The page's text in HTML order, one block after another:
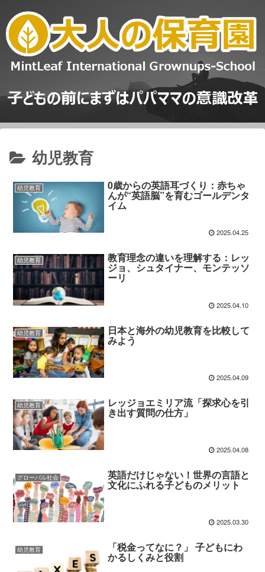
幼児教育
幼児教育 0歳からの英語耳づくり：赤ちゃ
んが“英語脳”を育むゴールデンタ
イム
2025.04.25
幼児教育 教育理念の違いを理解する：レッ
ジョ、シュタイナー、モンテッソ
ーリ
2025.04.10
幼児教育 日本と海外の幼児教育を比較して
みよう
2025.04.09
幼児教育 レッジョエミリア流「探求心を引
き出す質問の仕方」
2025.04.08
グローバル社会 英語だけじゃない！世界の言語と
文化にふれる子どものメリット
2025.03.30
幼児教育 「税金ってなに？」 子どもにわ
かるしくみと役割